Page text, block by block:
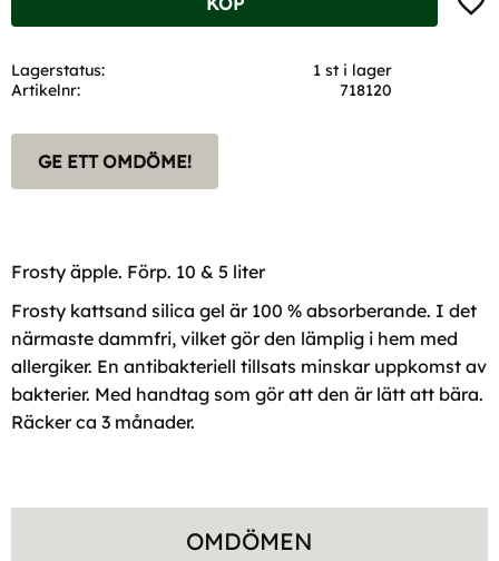
Lagerstatus
1 st i lager
Artikelnr
718120
GE ETT OMDÖME!
Frosty äpple. Förp. 10 & 5 liter
Frosty kattsand silica gel är 100 % absorberande. I det
närmaste dammfri, vilket gör den lämplig i hem med
allergiker. En antibakteriell tillsats minskar uppkomst av
bakterier. Med handtag som gör att den är lätt att bära.
Räcker ca 3 månader.
OMDÖMEN